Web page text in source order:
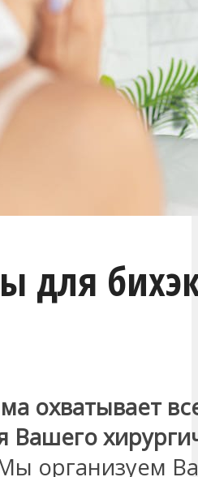
для
охватывает
Вашего
организуем